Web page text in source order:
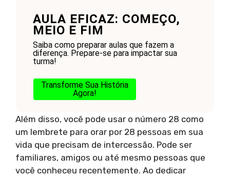
AULA EFICAZ: COMEÇO,
MEIO E FIM
Saiba como preparar aulas que fazem a
diferença. Prepare-se para impactar sua
turma!
Transforme Sua História
Agora!
Além disso, você pode usar o número 28 como
um lembrete para orar por 28 pessoas em sua
vida que precisam de intercessão. Pode ser
familiares, amigos ou até mesmo pessoas que
você conheceu recentemente. Ao dedicar